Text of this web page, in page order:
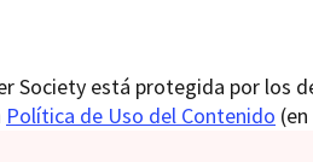
Society está protegida por los
Política de Uso del Contenido